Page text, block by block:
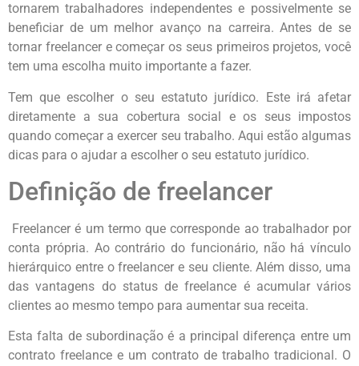
tornarem trabalhadores independentes e possivelmente se
beneficiar de um melhor avanço na carreira. Antes de se
tornar freelancer e começar os seus primeiros projetos, você
tem uma escolha muito importante a fazer.
Tem que escolher o seu estatuto jurídico. Este irá afetar
diretamente a sua cobertura social e os seus impostos
quando começar a exercer seu trabalho. Aqui estão algumas
dicas para o ajudar a escolher o seu estatuto jurídico.
Definição de freelancer
Freelancer é um termo que corresponde ao trabalhador por
conta própria. Ao contrário do funcionário, não há vínculo
hierárquico entre o freelancer e seu cliente. Além disso, uma
das vantagens do status de freelance é acumular vários
clientes ao mesmo tempo para aumentar sua receita.
Esta falta de subordinação é a principal diferença entre um
contrato freelance e um contrato de trabalho tradicional. O